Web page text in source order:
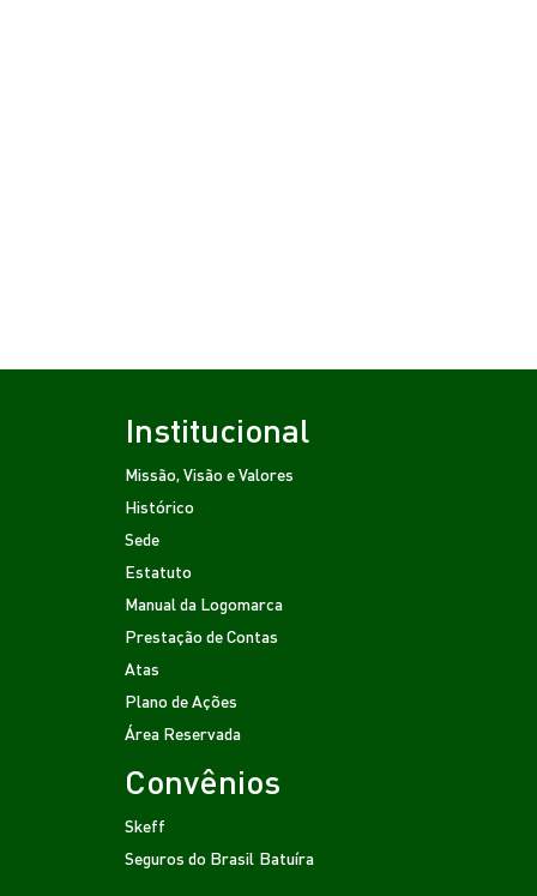
Institucional
Missão, Visão e Valores
Histórico
Sede
Estatuto
Manual da Logomarca
Prestação de Contas
Atas
Plano de Ações
Área Reservada
Convênios
Skeff
Seguros do Brasil Batuíra